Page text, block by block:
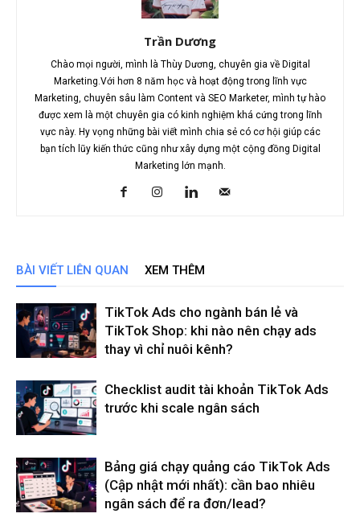
Trần Dương
Chào mọi người, mình là Thùy Dương, chuyên gia về Digital
Marketing.Với hơn 8 năm học và hoạt động trong lĩnh vực
Marketing, chuyên sâu làm Content và SEO Marketer, mình tự hào
được xem là một chuyên gia có kinh nghiệm khá cứng trong lĩnh
vực này. Hy vọng những bài viết mình chia sẻ có cơ hội giúp các
bạn tích lũy kiến thức cũng như xây dựng một cộng đồng Digital
Marketing lớn mạnh.
BÀI VIẾT LIÊN QUAN XEM THÊM
TikTok Ads cho ngành bán lẻ và
TikTok Shop: khi nào nên chạy ads
thay vì chỉ nuôi kênh?
Checklist audit tài khoản TikTok Ads
trước khi scale ngân sách
Bảng giá chạy quảng cáo TikTok Ads
(Cập nhật mới nhất): cần bao nhiêu
ngân sách để ra đơn/lead?